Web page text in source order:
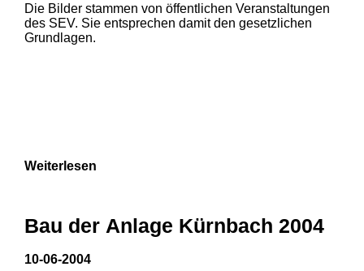
Die Bilder stammen von öffentlichen Veranstaltungen
des SEV. Sie entsprechen damit den gesetzlichen
Grundlagen.
Weiterlesen
Bau der Anlage Kürnbach 2004
10-06-2004